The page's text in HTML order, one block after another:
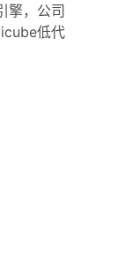
擎，公司
低代